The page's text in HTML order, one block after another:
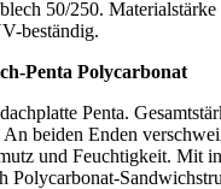
50/250.
beständig.
Penta Polycarbonat
Penta.
beiden Enden
und Feuchtigkeit. Mit
Polycarbonat-